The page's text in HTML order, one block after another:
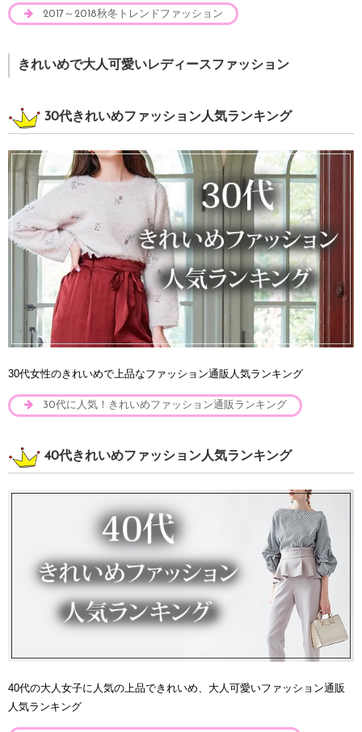
2017～2018秋冬トレンドファッション
きれいめで大人可愛いレディースファッション
30代きれいめファッション人気ランキング
30代女性のきれいめで上品なファッション通販人気ランキング
30代に人気！きれいめファッション通販ランキング
40代きれいめファッション人気ランキング
40代の大人女子に人気の上品できれいめ、大人可愛いファッション通販
人気ランキング